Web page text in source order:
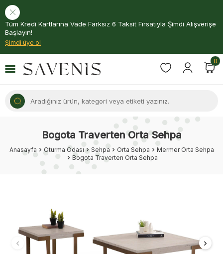
Tüm Kredi Kartlarına Vade Farksız 6 Taksit Fırsatıyla Şimdi Alışverişe
Başlayın!
Şimdi üye ol
0
Bogota Traverten Orta Sehpa
Anasayfa Oturma Odası Sehpa Orta Sehpa
Mermer Orta Sehpa
Bogota Traverten Orta Sehpa